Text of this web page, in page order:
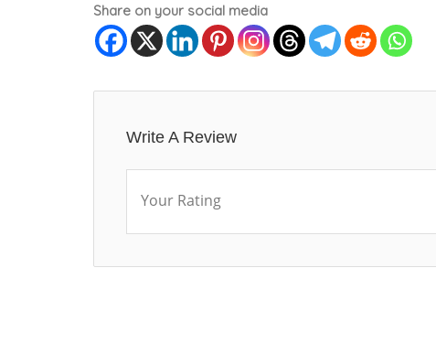
Share on your social media
Write A Review
Your Rating